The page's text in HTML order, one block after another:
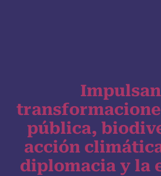
pública,
acción
diplomacia y la